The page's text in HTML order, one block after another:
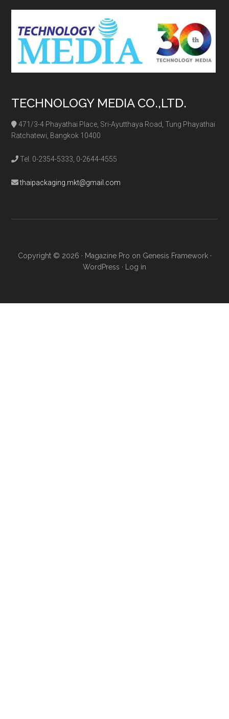
TECHNOLOGY MEDIA CO.,LTD.
471/3-4 Phayathai Place, Sri-Ayutthaya Road, Tung Phayathai
Ratchatewi, Bangkok 10400
Tel. 0-2354-5333, 0-2644-4555
thaipackaging.mkt@gmail.com
Copyright © 2026 · Magazine Pro on Genesis Framework·
WordPress · Log in